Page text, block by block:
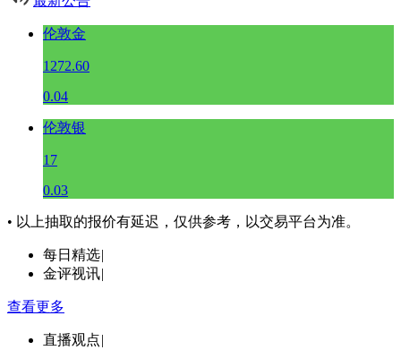
伦敦金
1272.60
0.04
伦敦银
17
0.03
• 以上抽取的报价有延迟，仅供参考，以交易平台为准。
每日精选|
金评视讯|
查看更多
直播观点|